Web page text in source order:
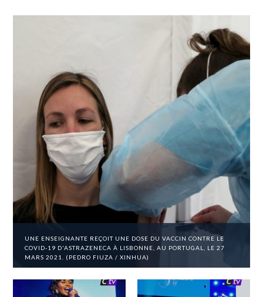
UNE ENSEIGNANTE REÇOIT UNE DOSE DU VACCIN CONTRE LE
COVID-19 D'ASTRAZENECA À LISBONNE, AU PORTUGAL, LE 27
MARS 2021. (PEDRO FIUZA / XINHUA)